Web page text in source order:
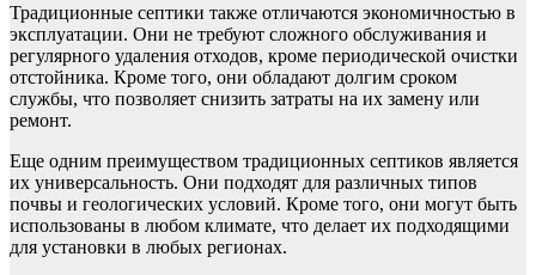
Традиционные септики также отличаются экономичностью в
эксплуатации. Они не требуют сложного обслуживания и
регулярного удаления отходов, кроме периодической очистки
отстойника. Кроме того, они обладают долгим сроком
службы, что позволяет снизить затраты на их замену или
ремонт.
Еще одним преимуществом традиционных септиков является
их универсальность. Они подходят для различных типов
почвы и геологических условий. Кроме того, они могут быть
использованы в любом климате, что делает их подходящими
для установки в любых регионах.